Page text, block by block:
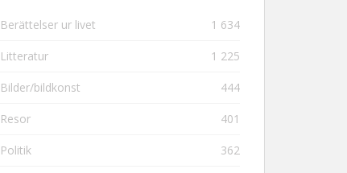
Berättelser ur livet 1 634
Litteratur 1 225
Bilder/bildkonst 444
Resor 401
Politik 362